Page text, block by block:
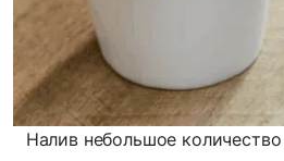
Налив небольшое